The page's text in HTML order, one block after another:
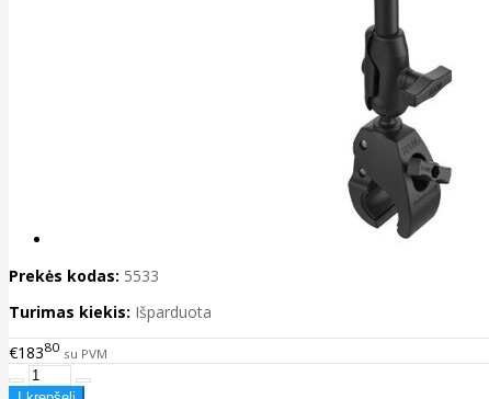
Prekės kodas: 5533
Turimas kiekis: Išparduota
€18380 su PVM